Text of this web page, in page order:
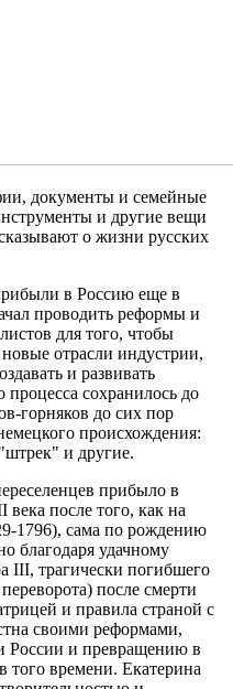
документы и семейные
и другие вещи
о жизни русских
в Россию еще в
проводить реформы и
для того, чтобы
отрасли индустрии,
и развивать
сохранилось до
горняков до сих пор
происхождения:
и другие.
прибыло в
века после того, как на
1796), сама по рождению
благодаря удачному
III, трагически погибшего
после смерти
и правила страной с
своими реформами,
России и превращению в
времени. Екатерина